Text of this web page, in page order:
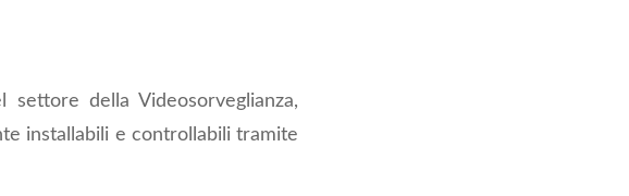
della Videosorveglianza,
installabili e controllabili tramite